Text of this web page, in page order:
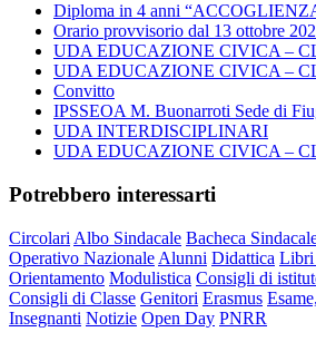
Diploma in 4 anni
Orario provvisorio dal 13 ottobre
UDA EDUCAZIONE CIVICA –
UDA EDUCAZIONE CIVICA –
Convitto
IPSSEOA M. Buonarroti Sede di
UDA INTERDISCIPLINARI
UDA EDUCAZIONE CIVICA –
Potrebbero interessarti
Circolari Albo Sindacale Bacheca
Operativo Nazionale Alunni Didattica Libri
Orientamento Modulistica Consigli di
Consigli di Classe Genitori Erasmus
Insegnanti Notizie Open Day PNRR